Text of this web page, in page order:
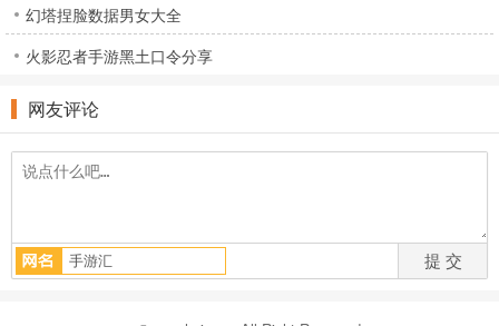
幻塔捏脸数据男女大全
火影忍者手游黑土口令分享
网友评论